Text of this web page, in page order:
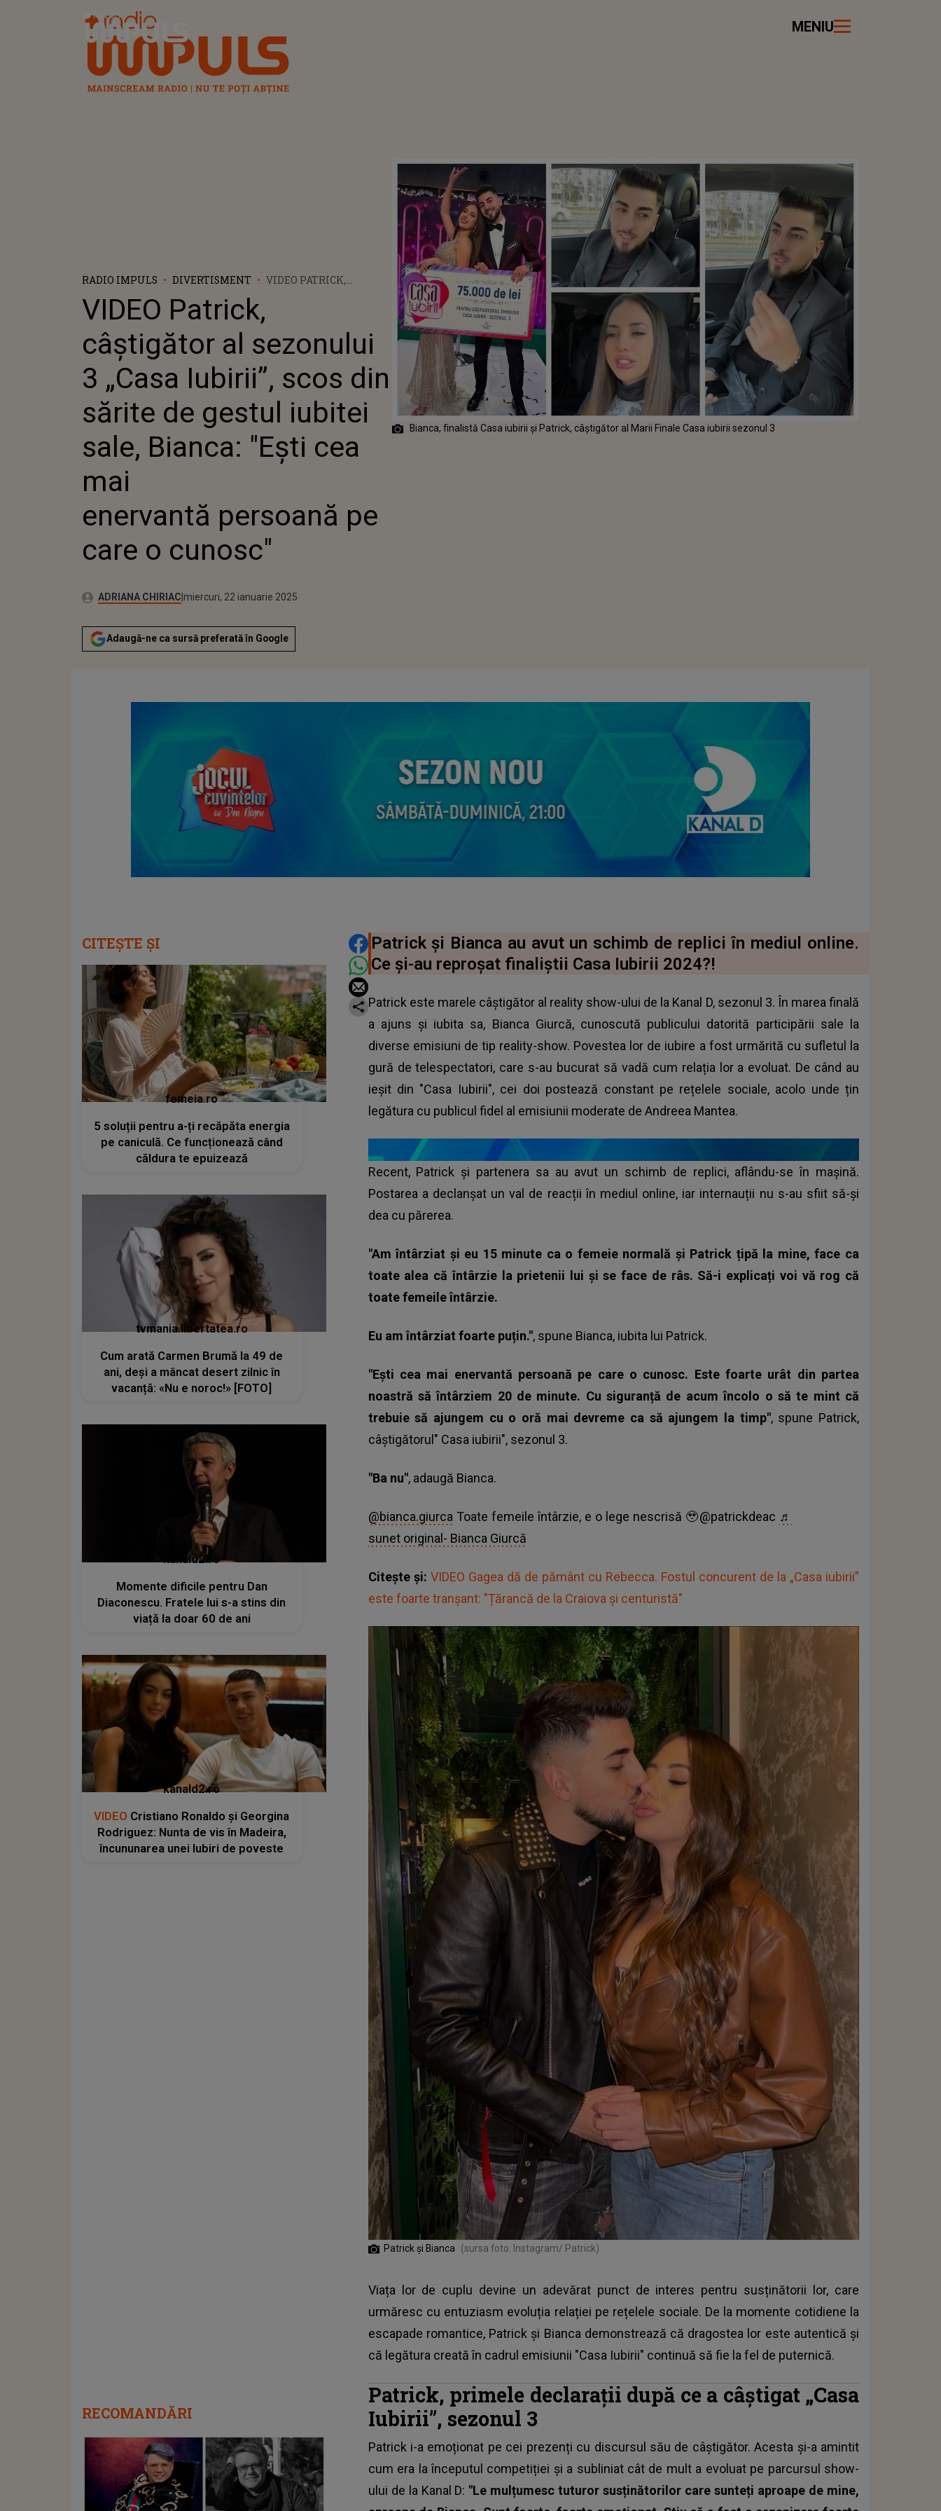
Radio Impuls MENIU
RADIO IMPULS DIVERTISMENT
VIDEO PATRICK,
IUBIRII”, SCOS DIN SĂRITE
DE GESTUL IUBITEI SALE,
BIANCA: "EȘTI CEA MAI
ENERVANTĂ PERSOANĂ PE
CARE O CUNOSC"
VIDEO Patrick,
câștigător al sezonului
3 „Casa Iubirii”, scos din
sărite de gestul iubitei
sale, Bianca: "Ești cea
mai
enervantă persoană pe
care o cunosc"
Autor:ADRIANA CHIRIACPublicat:
miercuri, 22 ianuarie 2025
Actualizat:
miercuri, 22 ianuarie 2025
Adaugă-ne ca sursă preferată în Google
Bianca, finalistă Casa iubirii și Patrick, câștigător al Marii Finale Casa iubirii sezonul 3
DISTRIBUIE ARTICOLUL
Patrick și Bianca au avut un schimb de replici în mediul online.
Ce și-au reproșat finaliștii Casa Iubirii 2024?!
Patrick este marele câștigător al reality show-ului de la Kanal D, sezonul 3. În marea finală
a ajuns și iubita sa, Bianca Giurcă, cunoscută publicului datorită participării sale la
diverse emisiuni de tip reality-show. Povestea lor de iubire a fost urmărită cu sufletul la
gură de telespectatori, care s-au bucurat să vadă cum relația lor a evoluat. De când au
ieşit din "Casa Iubirii", cei doi postează constant pe rețelele sociale, acolo unde țin
legătura cu publicul fidel al emisiunii moderate de Andreea Mantea.
Recent, Patrick și partenera sa au avut un schimb de replici, aflându-se în mașină.
Postarea a declanșat un val de reacții în mediul online, iar internauții nu s-au sfiit să-și
dea cu părerea.
"Am întârziat și eu 15 minute ca o femeie normală și Patrick țipă la mine, face ca
toate alea că întârzie la prietenii lui și se face de râs. Să-i explicați voi vă rog că
toate femeile întârzie.
Eu am întârziat foarte puțin.", spune Bianca, iubita lui Patrick.
"Ești cea mai enervantă persoană pe care o cunosc. Este foarte urât din partea
noastră să întârziem 20 de minute. Cu siguranță de acum încolo o să te mint că
trebuie să ajungem cu o oră mai devreme ca să ajungem la timp", spune Patrick,
câștigătorul" Casa iubirii", sezonul 3.
"Ba nu", adaugă Bianca.
@bianca.giurca Toate femeile întârzie, e o lege nescrisă 🥹@patrickdeac ♬
sunet original- Bianca Giurcă
Citește și: VIDEO Gagea dă de pământ cu Rebecca. Fostul concurent de la „Casa iubirii”
este foarte tranşant: "Țărancă de la Craiova și centuristă"
Patrick și Bianca (sursa foto: Instagram/ Patrick)
Viața lor de cuplu devine un adevărat punct de interes pentru susținătorii lor, care
urmăresc cu entuziasm evoluția relației pe rețelele sociale. De la momente cotidiene la
escapade romantice, Patrick și Bianca demonstrează că dragostea lor este autentică și
că legătura creată în cadrul emisiunii "Casa Iubirii" continuă să fie la fel de puternică.
Patrick, primele declarații după ce a câștigat „Casa
Iubirii”, sezonul 3
Patrick i-a emoționat pe cei prezenți cu discursul său de câștigător. Acesta și-a amintit
cum era la începutul competiției și a subliniat cât de mult a evoluat pe parcursul show-
ului de la Kanal D: "Le mulțumesc tuturor susținătorilor care sunteți aproape de mine,
CITEȘTE ȘI
femeia.ro
5 soluții pentru a-ți recăpăta energia
pe caniculă. Ce funcționează când
căldura te epuizează
tvmania.libertatea.ro
Cum arată Carmen Brumă la 49 de
ani, deși a mâncat desert zilnic în
vacanță: «Nu e noroc!» [FOTO]
kanald2.ro
Momente dificile pentru Dan
Diaconescu. Fratele lui s-a stins din
viață la doar 60 de ani
kanald2.ro
VIDEO Cristiano Ronaldo și Georgina
Rodriguez: Nunta de vis în Madeira,
încununarea unei Iubiri de poveste
RECOMANDĂRI